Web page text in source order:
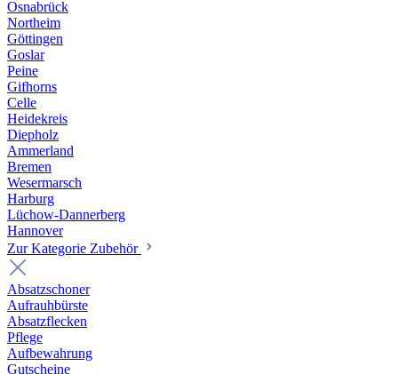
Osnabrück
Northeim
Göttingen
Goslar
Peine
Gifhorns
Celle
Heidekreis
Diepholz
Ammerland
Bremen
Wesermarsch
Harburg
Lüchow-Dannerberg
Hannover
Zur Kategorie Zubehör
Absatzschoner
Aufrauhbürste
Absatzflecken
Pflege
Aufbewahrung
Gutscheine